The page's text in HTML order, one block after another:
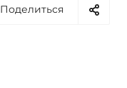
Поделиться